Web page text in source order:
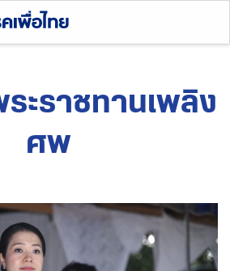
ะราชทานเพลิง
ศพ